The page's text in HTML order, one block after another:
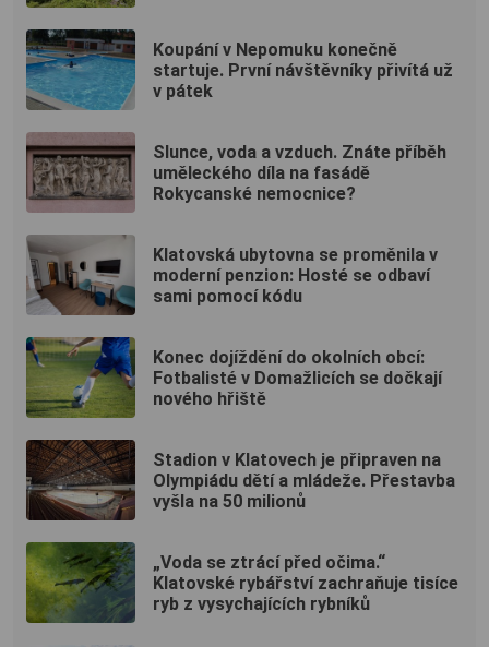
Koupání v Nepomuku konečně
startuje. První návštěvníky přivítá už
v pátek
Slunce, voda a vzduch. Znáte příběh
uměleckého díla na fasádě
Rokycanské nemocnice?
Klatovská ubytovna se proměnila v
moderní penzion: Hosté se odbaví
sami pomocí kódu
Konec dojíždění do okolních obcí:
Fotbalisté v Domažlicích se dočkají
nového hřiště
Stadion v Klatovech je připraven na
Olympiádu dětí a mládeže. Přestavba
vyšla na 50 milionů
„Voda se ztrácí před očima.“
Klatovské rybářství zachraňuje tisíce
ryb z vysychajících rybníků